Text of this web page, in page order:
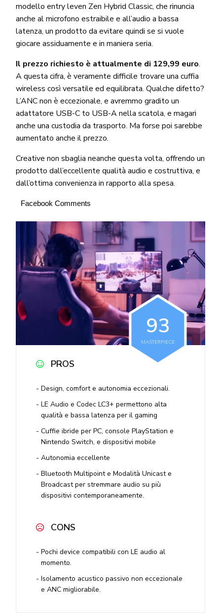
modello entry leven Zen Hybrid Classic, che rinuncia
anche al microfono estraibile e all’audio a bassa
latenza, un prodotto da evitare quindi se si vuole
giocare assiduamente e in maniera seria.
Il prezzo richiesto è attualmente di 129,99 euro.
A questa cifra, è veramente difficile trovare una cuffia
wireless così versatile ed equilibrata. Qualche difetto?
L’ANC non è eccezionale, e avremmo gradito un
adattatore USB-C to USB-A nella scatola, e magari
anche una custodia da trasporto. Ma forse poi sarebbe
aumentato anche il prezzo.
Creative non sbaglia neanche questa volta, offrendo un
prodotto dall’eccellente qualità audio e costruttiva, e
dall’ottima convenienza in rapporto alla spesa.
Facebook Comments
93
MASTERPIECE
PROS
Design, comfort e autonomia eccezionali.
LE Audio e Codec LC3+ permettono alta
qualità e bassa latenza per il gaming
Cuffie ibride per PC, console PlayStation e
Nintendo Switch, e dispositivi mobile
Autonomia eccellente
Bluetooth Multipoint e Modalità Unicast e
Broadcast per stremmare audio su più
dispositivi contemporaneamente.
CONS
Pochi device compatibili con LE audio al
momento.
Isolamento acustico passivo non eccezionale
e ANC migliorabile.